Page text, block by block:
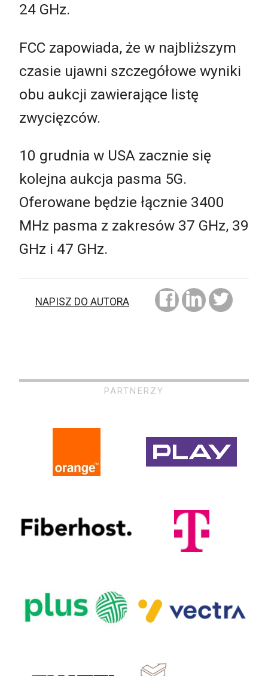
24 GHz.
FCC zapowiada, że w najbliższym
czasie ujawni szczegółowe wyniki
obu aukcji zawierające listę
zwycięzców.
10 grudnia w USA zacznie się
kolejna aukcja pasma 5G.
Oferowane będzie łącznie 3400
MHz pasma z zakresów 37 GHz, 39
GHz i 47 GHz.
NAPISZ DO AUTORA
PARTNERZY